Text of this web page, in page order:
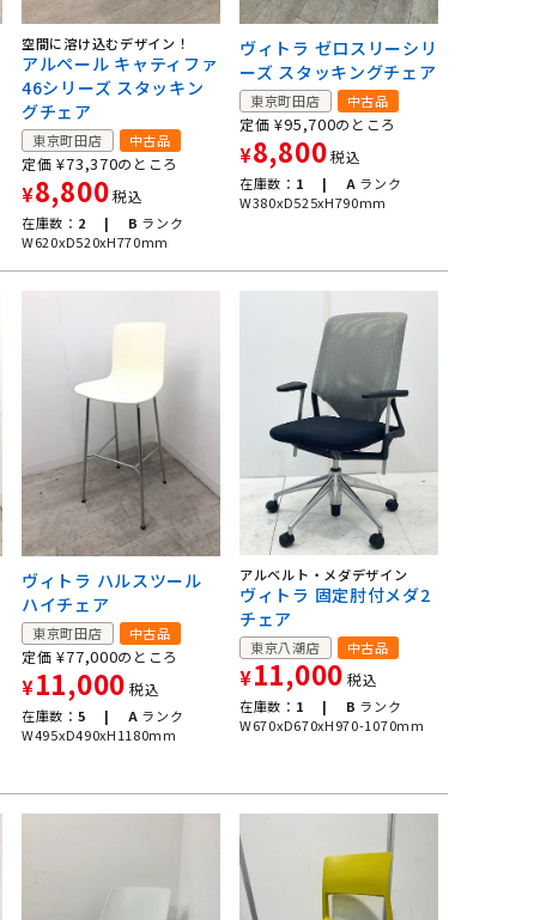
空間に溶け込むデザイン！
アルペール キャティファ
46シリーズ スタッキン
グチェア
東京町田店 中古品
定価 ¥73,370のところ
¥8,800税込
在庫数： 2 | B ランク
W620xD520xH770mm
ヴィトラ ゼロスリーシリ
ーズ スタッキングチェア
東京町田店 中古品
定価 ¥95,700のところ
¥8,800税込
在庫数： 1 | A ランク
W380xD525xH790mm
ヴィトラ ハルスツール
ハイチェア
東京町田店 中古品
定価 ¥77,000のところ
¥11,000 税込
在庫数： 5 | A ランク
W495xD490xH1180mm
アルベルト・メダデザイン
ヴィトラ 固定肘付メダ2
チェア
東京八潮店 中古品
¥11,000 税込
在庫数： 1 | B ランク
W670xD670xH970-1070mm